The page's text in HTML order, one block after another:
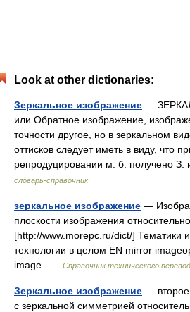
Look at other dictionaries:
Зеркальное изображение —
или Обратное изображение,
точности другое, но в зеркальном
оттисков следует иметь в виду, что
репродуцировании м. б. получено
словарь-справочник
зеркальное изображение —
плоскости изображения
[http://www.morepc.ru/dict/]
технологии в целом EN mirror
image …
Справочник технического
Зеркальное изображение — второе
с зеркальной симметрией